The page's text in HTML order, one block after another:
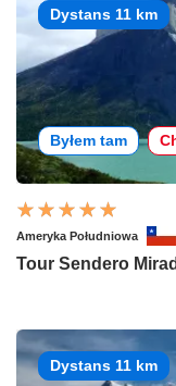
Dystans 11 km
Byłem tam
Ameryka Południowa
Tour Sendero
Dystans 11 km